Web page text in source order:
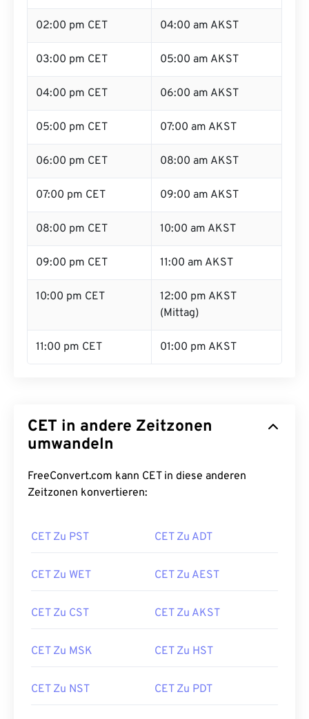
02:00 pm CET 04:00 am AKST
03:00 pm CET 05:00 am AKST
04:00 pm CET 06:00 am AKST
05:00 pm CET 07:00 am AKST
06:00 pm CET 08:00 am AKST
07:00 pm CET 09:00 am AKST
08:00 pm CET 10:00 am AKST
09:00 pm CET 11:00 am AKST
10:00 pm CET
12:00 pm AKST
(Mittag)
11:00 pm CET 01:00 pm AKST
CET in andere Zeitzonen
umwandeln
FreeConvert.com kann CET in diese anderen
Zeitzonen konvertieren:
CET Zu PST CET Zu ADT
CET Zu WET CET Zu AEST
CET Zu CST CET Zu AKST
CET Zu MSK CET Zu HST
CET Zu NST CET Zu PDT